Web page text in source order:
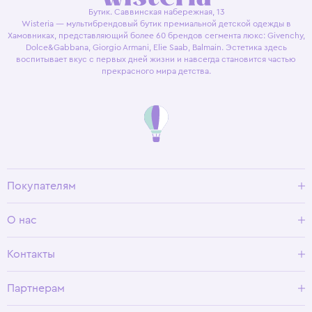
Бутик. Саввинская набережная, 13
Wisteria — мультибрендовый бутик премиальной детской одежды в
Хамовниках, представляющий более 60 брендов сегмента люкс: Givenchy,
Dolce&Gabbana, Giorgio Armani, Elie Saab, Balmain. Эстетика здесь
воспитывает вкус с первых дней жизни и навсегда становится частью
прекрасного мира детства.
Покупателям
Условия возврата
О нас
Программа лояльности
Контакты
Партнерам